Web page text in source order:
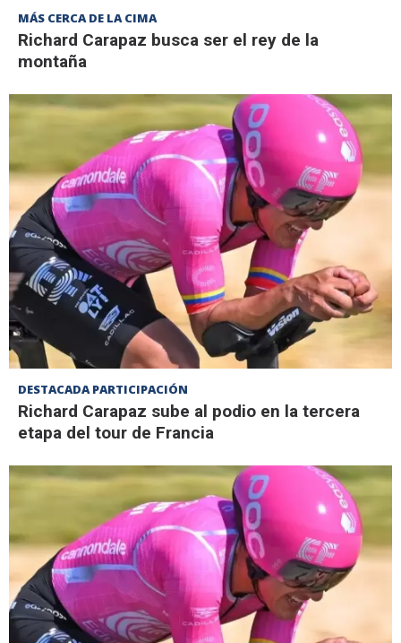
MÁS CERCA DE LA CIMA
Richard Carapaz busca ser el rey de la
montaña
DESTACADA PARTICIPACIÓN
Richard Carapaz sube al podio en la tercera
etapa del tour de Francia